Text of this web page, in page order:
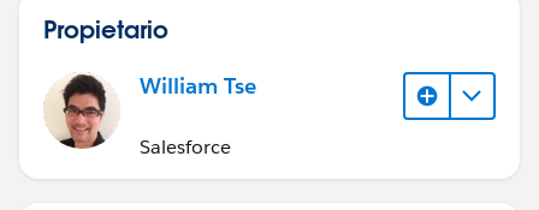
Propietario
William Tse
Salesforce